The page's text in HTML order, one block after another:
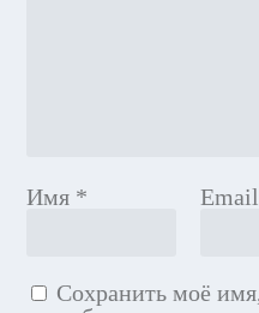
Имя * Email
Сохранить моё